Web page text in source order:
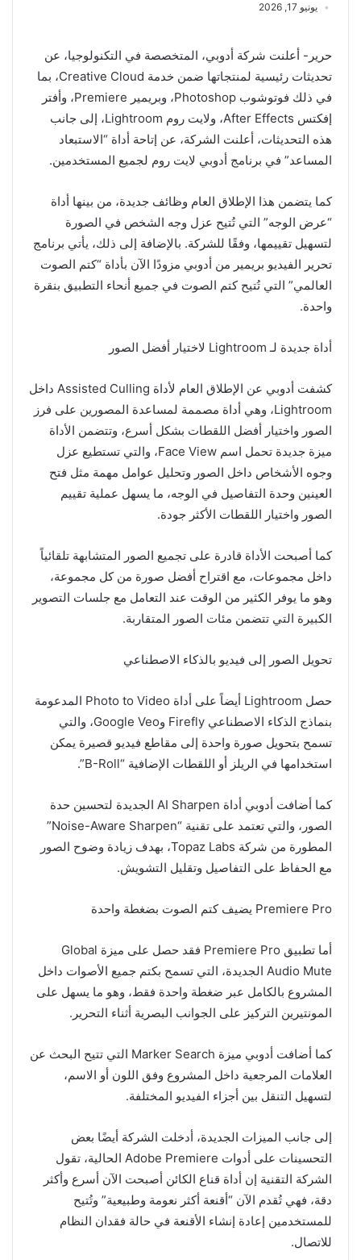
يونيو 17, 2026
حرير- أعلنت شركة أدوبي، المتخصصة في التكنولوجيا، عن
تحديثات رئيسية لمنتجاتها ضمن خدمة Creative Cloud، بما
في ذلك فوتوشوب Photoshop، وبريمير Premiere، وأفتر
إفكتس After Effects، ولايت روم Lightroom، إلى جانب
هذه التحديثات، أعلنت الشركة، عن إتاحة أداة “الاستبعاد
المساعد” في برنامج أدوبي لايت روم لجميع المستخدمين.
كما يتضمن هذا الإطلاق العام وظائف جديدة، من بينها أداة
“عرض الوجه” التي تُتيح عزل وجه الشخص في الصورة
لتسهيل تقييمها، وفقًا للشركة. بالإضافة إلى ذلك، يأتي برنامج
تحرير الفيديو بريمير من أدوبي مزودًا الآن بأداة “كتم الصوت
العالمي” التي تُتيح كتم الصوت في جميع أنحاء التطبيق بنقرة
واحدة.
أداة جديدة لـ Lightroom لاختيار أفضل الصور
كشفت أدوبي عن الإطلاق العام لأداة Assisted Culling داخل
Lightroom، وهي أداة مصممة لمساعدة المصورين على فرز
الصور واختيار أفضل اللقطات بشكل أسرع، وتتضمن الأداة
ميزة جديدة تحمل اسم Face View، والتي تستطيع عزل
وجوه الأشخاص داخل الصور وتحليل عوامل مهمة مثل فتح
العينين وحدة التفاصيل في الوجه، ما يسهل عملية تقييم
الصور واختيار اللقطات الأكثر جودة.
كما أصبحت الأداة قادرة على تجميع الصور المتشابهة تلقائياً
داخل مجموعات، مع اقتراح أفضل صورة من كل مجموعة،
وهو ما يوفر الكثير من الوقت عند التعامل مع جلسات التصوير
الكبيرة التي تتضمن مئات الصور المتقاربة.
تحويل الصور إلى فيديو بالذكاء الاصطناعي
حصل Lightroom أيضاً على أداة Photo to Video المدعومة
بنماذج الذكاء الاصطناعي Firefly وGoogle Veo، والتي
تسمح بتحويل صورة واحدة إلى مقاطع فيديو قصيرة يمكن
استخدامها في الريلز أو اللقطات الإضافية “B-Roll”.
كما أضافت أدوبي أداة AI Sharpen الجديدة لتحسين حدة
الصور، والتي تعتمد على تقنية “Noise-Aware Sharpen”
المطورة من شركة Topaz Labs، بهدف زيادة وضوح الصور
مع الحفاظ على التفاصيل وتقليل التشويش.
Premiere Pro يضيف كتم الصوت بضغطة واحدة
أما تطبيق Premiere Pro فقد حصل على ميزة Global
Audio Mute الجديدة، التي تسمح بكتم جميع الأصوات داخل
المشروع بالكامل عبر ضغطة واحدة فقط، وهو ما يسهل على
المونتيرين التركيز على الجوانب البصرية أثناء التحرير.
كما أضافت أدوبي ميزة Marker Search التي تتيح البحث عن
العلامات المرجعية داخل المشروع وفق اللون أو الاسم،
لتسهيل التنقل بين أجزاء الفيديو المختلفة.
إلى جانب الميزات الجديدة، أدخلت الشركة أيضًا بعض
التحسينات على أدوات Adobe Premiere الحالية، تقول
الشركة التقنية إن أداة قناع الكائن أصبحت الآن أسرع وأكثر
دقة، فهي تُقدم الآن “أقنعة أكثر نعومة وطبيعية” وتُتيح
للمستخدمين إعادة إنشاء الأقنعة في حالة فقدان النظام
للاتصال.